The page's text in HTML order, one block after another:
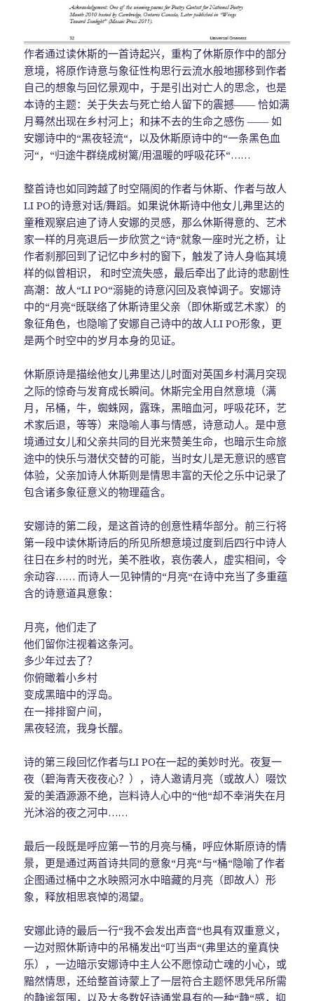
作者通过读休斯的一首诗起兴，重构了休斯原作中的部分
意境，将原作诗意与象征性构思行云流水般地挪移到作者
自己的想象与回忆景观中，于是引出对亡人的思念，也是
本诗的主题：关于失去与死亡给人留下的震撼—— 恰如满
月蓦然出现在乡村河上；和抹不去的生命之感伤 —— 如
安娜诗中的“黑夜轻流“，以及休斯原诗中的“一条黑色血
河“，“归途牛群绕成树篱/用温暖的呼吸花环“……
整首诗也如同跨越了时空隔阂的作者与休斯、作者与故人
LI PO的诗意对话/舞蹈。如果说休斯诗中他女儿弗里达的
童稚观察启迪了诗人安娜的灵感，那么休斯得意的、艺术
家一样的月亮退后一步欣赏之“诗“就象一座时光之桥，让
作者刹那回到了记忆中乡村的窗下，触发了诗人身临其境
样的似曾相识， 和时空流失感，最后牵出了此诗的悲剧性
高潮：故人“LI PO“溺毙的诗意闪回及哀悼调子。安娜诗
中的“月亮“既联络了休斯诗里父亲（即休斯或艺术家）的
象征角色，也隐喻了安娜自己诗中的故人LI PO形象，更
是两个时空中的岁月本身的见证。
休斯原诗是描绘他女儿弗里达儿时面对英国乡村满月突现
之际的惊奇与发育成长瞬间。休斯完全用自然意境（满
月，吊桶，牛，蜘蛛网，露珠，黑暗血河，呼吸花环，艺
术家后退，等等）来隐喻人事与情感，诗意动人。是中意
境通过女儿和父亲共同的目光来赞美生命，也暗示生命旅
途中的快乐与潜伏交替的可能，当时女儿是无意识的感官
体验，父亲加诗人休斯则是情思丰富的天伦之乐中记录了
包含诸多象征意义的物理蕴含。
安娜诗的第二段，是这首诗的创意性精华部分。前三行将
第一段中读休斯诗后的所见所想意境过度到后四行中诗人
往日在乡村的时光，美不胜收，哀伤袭人，虚实相间，令
余动容…… 而诗人一见钟情的“月亮“在诗中充当了多重蕴
含的诗意道具意象：
月亮，他们走了
他们留你注视着这条河。
多少年过去了？
你俯瞰着小乡村
变成黑暗中的浮岛。
在一排排窗户间，
黑夜轻流，我身长醒。
诗的第三段回忆作者与LI PO在一起的美妙时光。夜复一
夜（碧海青天夜夜心？），诗人邀请月亮（或故人）啜饮
爱的美酒源源不绝，岂料诗人心中的“他“却不幸消失在月
光沐浴的夜之河中……
最后一段既是呼应第一节的月亮与桶，呼应休斯原诗的情
景，更是通过两首诗共同的意象“月亮“与“桶“隐喻了作者
企图通过桶中之水映照河水中暗藏的月亮（即故人）形
象，释放相思哀悼的渴望。
安娜此诗的最后一行“我不会发出声音“也具有双重意义，
一边对照休斯诗中的吊桶发出“叮当声“(弗里达的童真快
乐），一边暗示安娜诗中主人公不愿惊动亡魂的小心，或
黯然情思，还给整首诗蒙上了一层符合主题怀思凭吊所需
的静谧氛围，以及大多数好诗通常具有的一种“静“感，抑